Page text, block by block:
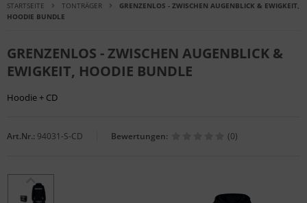
STARTSEITE TONTRÄGER
GRENZENLOS - ZWISCHEN AUGENBLICK & EWIGKEIT,
HOODIE BUNDLE
GRENZENLOS - ZWISCHEN AUGENBLICK &
EWIGKEIT, HOODIE BUNDLE
Hoodie + CD
Art.Nr.: 94031-S-CD Bewertungen: (0)